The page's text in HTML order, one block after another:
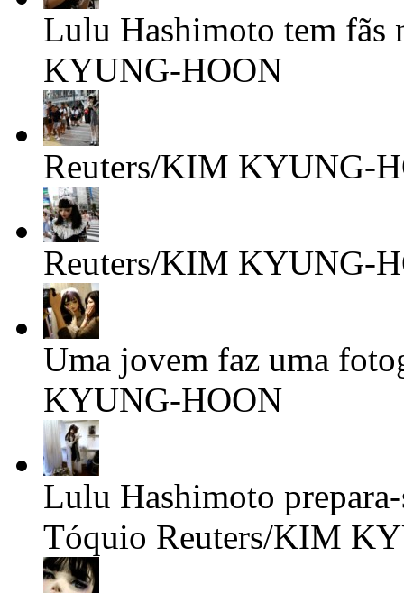
Lulu Hashimoto tem fãs
KYUNG-HOON
Reuters/KIM KYUNG-
Reuters/KIM KYUNG-
Uma jovem faz uma
KYUNG-HOON
Lulu Hashimoto
Tóquio Reuters/KIM